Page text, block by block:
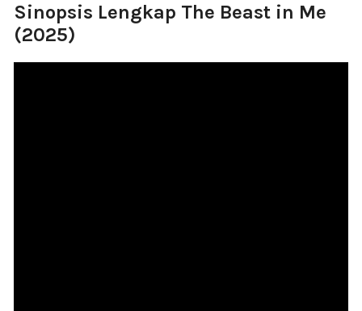
Sinopsis Lengkap The Beast in Me
(2025)